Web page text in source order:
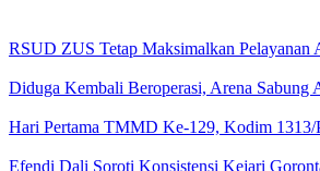
RSUD ZUS Tetap Maksimalkan Pelayanan
Diduga Kembali Beroperasi, Arena Sabung
Hari Pertama TMMD Ke-129, Kodim
Efendi Dali Soroti Konsistensi Kejari